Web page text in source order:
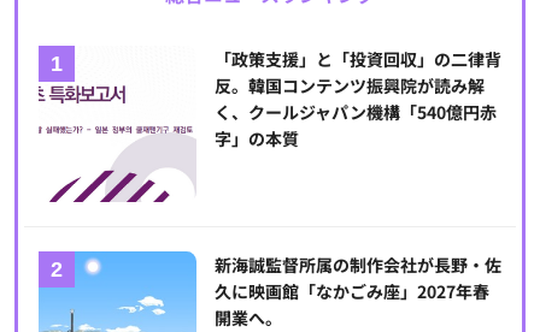
「政策支援」と「投資回収」の二律背
反。韓国コンテンツ振興院が読み解
く、クールジャパン機構「540億円赤
字」の本質
新海誠監督所属の制作会社が長野・佐
久に映画館「なかごみ座」2027年春
開業へ。